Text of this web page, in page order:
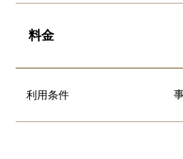
料金
利用条件